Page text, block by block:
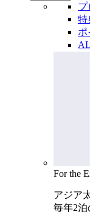
プ
特
ポ
For the
アジア
毎年2泊